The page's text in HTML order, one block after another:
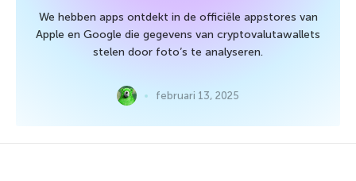
We hebben apps ontdekt in de officiële appstores van
Apple en Google die gegevens van cryptovalutawallets
stelen door foto’s te analyseren.
februari 13, 2025